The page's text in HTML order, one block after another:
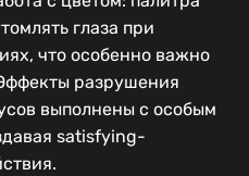
глаза при
что особенно важно
разрушения
выполнены с особым
satisfying-